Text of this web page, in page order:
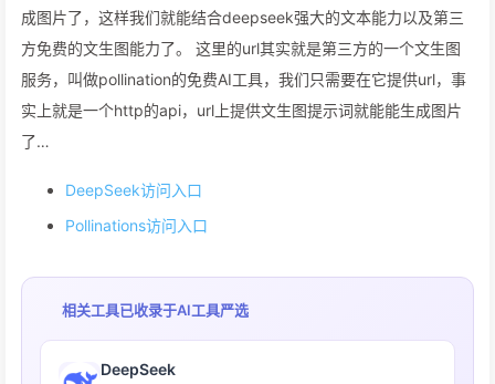
成图片了，这样我们就能结合deepseek强大的文本能力以及第三
方免费的文生图能力了。 这里的url其实就是第三方的一个文生图
服务，叫做pollination的免费AI工具，我们只需要在它提供url，事
实上就是一个http的api，url上提供文生图提示词就能能生成图片
了…
DeepSeek访问入口
Pollinations访问入口
相关工具已收录于AI工具严选
DeepSeek